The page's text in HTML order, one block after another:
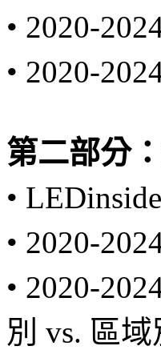
• 2020-
• 2020-
第二部分
•
• 2020-
• 2020-
別 vs. 區域